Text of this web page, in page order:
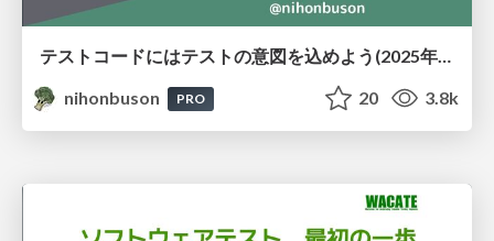
テストコードにはテストの意図を込めよう(2025年版) #retechtalk / Put the intent of the test 2025
nihonbuson
PRO 20 3.8k